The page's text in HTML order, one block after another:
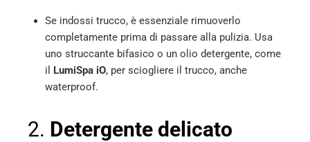
Se indossi trucco, è essenziale rimuoverlo
completamente prima di passare alla pulizia. Usa
uno struccante bifasico o un olio detergente, come
il LumiSpa iO, per sciogliere il trucco, anche
waterproof.
2. Detergente delicato